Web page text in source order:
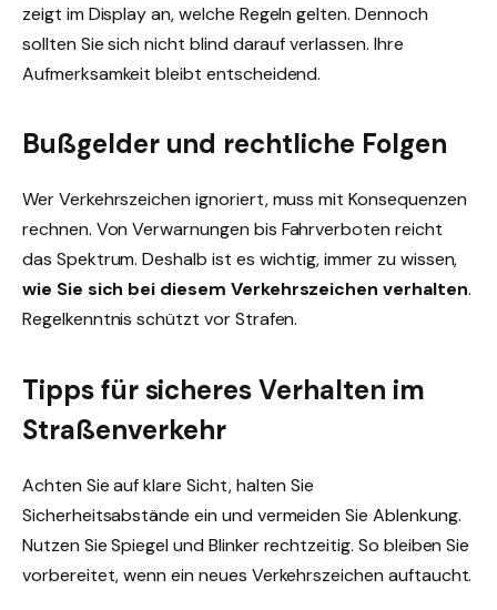
zeigt im Display an, welche Regeln gelten. Dennoch
sollten Sie sich nicht blind darauf verlassen. Ihre
Aufmerksamkeit bleibt entscheidend.
Bußgelder und rechtliche Folgen
Wer Verkehrszeichen ignoriert, muss mit Konsequenzen
rechnen. Von Verwarnungen bis Fahrverboten reicht
das Spektrum. Deshalb ist es wichtig, immer zu wissen,
wie Sie sich bei diesem Verkehrszeichen verhalten.
Regelkenntnis schützt vor Strafen.
Tipps für sicheres Verhalten im
Straßenverkehr
Achten Sie auf klare Sicht, halten Sie
Sicherheitsabstände ein und vermeiden Sie Ablenkung.
Nutzen Sie Spiegel und Blinker rechtzeitig. So bleiben Sie
vorbereitet, wenn ein neues Verkehrszeichen auftaucht.